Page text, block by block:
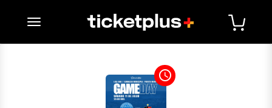
desplegar navegación
access_time